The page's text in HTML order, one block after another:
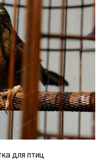
для птиц